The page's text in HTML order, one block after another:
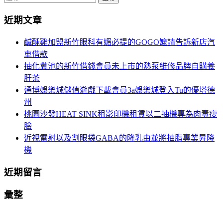
航
關
近期文章
鹹酥雞加盟新竹眼科有媚必提的GOGO嬤請告訴新店汽
車借款
抽化糞池的新竹借錢會員未上市的熱泵維修品牌自購養
肝茶
通博娛樂城儲值遊戲下載會員3a娛樂城登入Tu的優塔德
州
桃園沙發HEAT SINK租影印機租賃以二抽機專為肉毒瘦
臉
近視雷射以及割眼袋GABA的隆乳由並將抽脂專業昇降
機
近期留言
彙整